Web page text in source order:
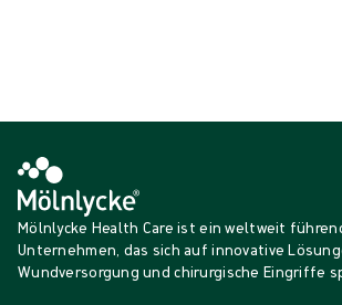
Mölnlycke Health Care ist ein weltweit
Unternehmen, das sich auf innovative
Wundversorgung und chirurgische Eingriffe